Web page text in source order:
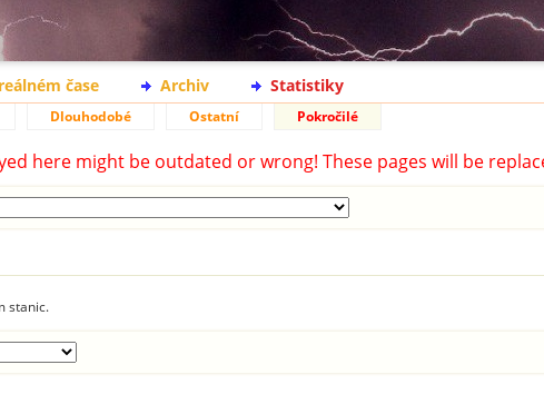
čase Archiv Statistiky
Dlouhodobé Ostatní Pokročilé
here might be outdated or wrong! These pages will be
stanic.